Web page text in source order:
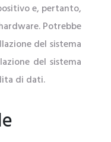
e, pertanto,
Potrebbe
del sistema
del sistema
di dati.